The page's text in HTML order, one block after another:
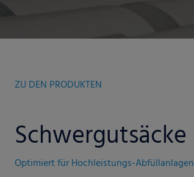
ZU DEN PRODUKTEN
Schwergutsäcke
Optimiert für Hochleistungs-Abfüllanlagen